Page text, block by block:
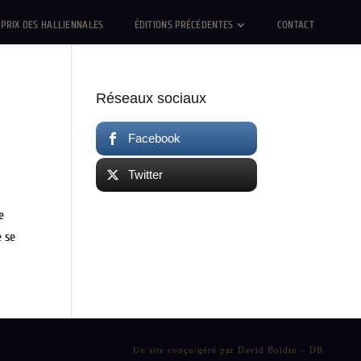
PRIX DES HALLIENNALES ÉDITIONS PRÉCÉDENTES CONTACT
se
Réseaux sociaux
Facebook
Twitter
Un site conçu/géré par David Boidin – DB